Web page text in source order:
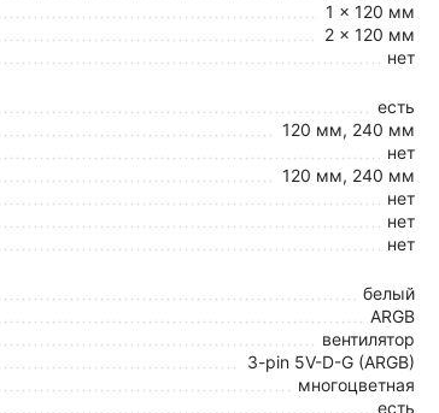
1 x 120 мм
2 x 120 мм
нет
есть
120 мм, 240 мм
нет
120 мм, 240 мм
нет
нет
нет
белый
ARGB
вентилятор
3-pin 5V-D-G (ARGB)
многоцветная
есть